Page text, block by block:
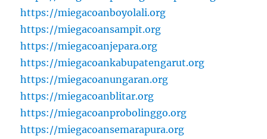
https://miegacoanboyolali.org
https://miegacoansampit.org
https://miegacoanjepara.org
https://miegacoankabupatengarut.org
https://miegacoanungaran.org
https://miegacoanblitar.org
https://miegacoanprobolinggo.org
https://miegacoansemarapura.org